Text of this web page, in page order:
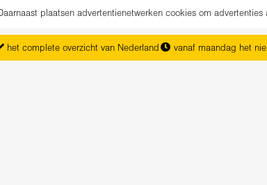
plaatsen advertentienetwerken cookies om
het complete overzicht van Nederland vanaf maandag het